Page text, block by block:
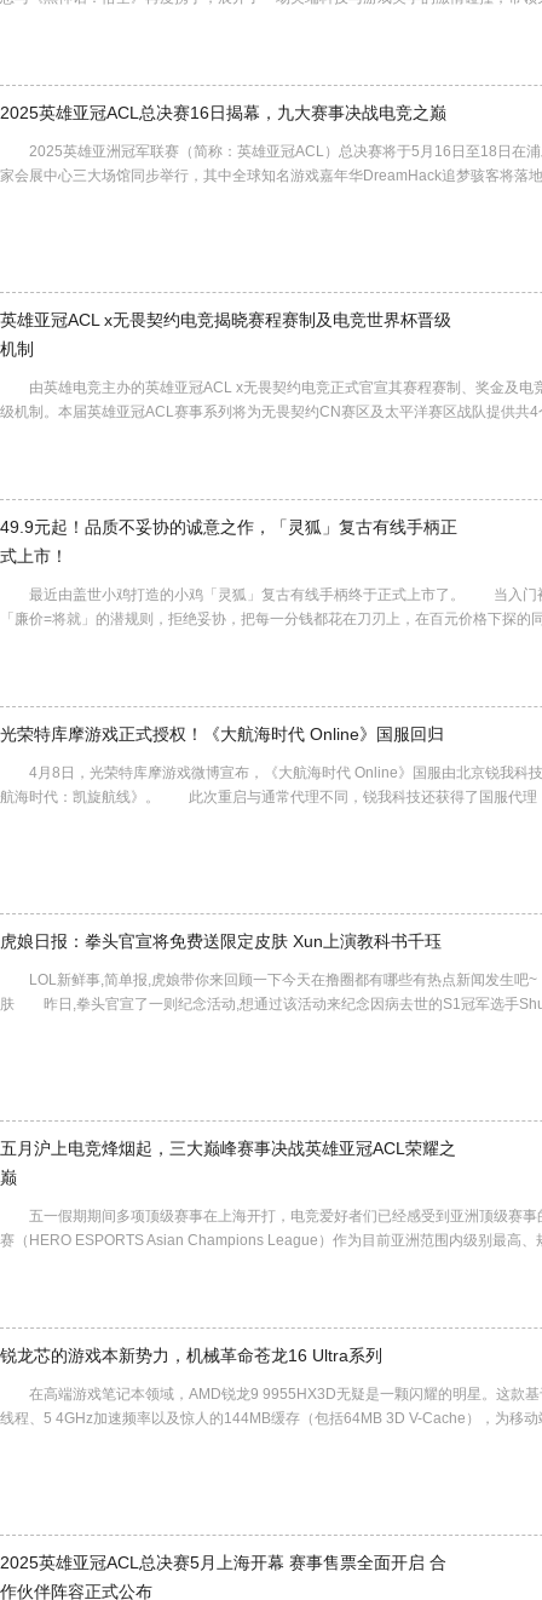
2025英雄亚冠ACL总决赛16日揭幕，九大赛事决战电竞之巅
2025英雄亚洲冠军联赛（简称：英雄亚冠ACL）总决赛将于5月16日至18日在浦
家会展中心三大场馆同步举行，其中全球知名游戏嘉年华DreamHack追梦骇客将落
英雄亚冠ACL x无畏契约电竞揭晓赛程赛制及电竞世界杯晋级
机制
由英雄电竞主办的英雄亚冠ACL x无畏契约电竞正式官宣其赛程赛制、奖金及电
级机制。本届英雄亚冠ACL赛事系列将为无畏契约CN赛区及太平洋赛区战队提供共
49.9元起！品质不妥协的诚意之作，「灵狐」复古有线手柄正
式上市！
最近由盖世小鸡打造的小鸡「灵狐」复古有线手柄终于正式上市了。 当入门
「廉价=将就」的潜规则，拒绝妥协，把每一分钱都花在刀刃上，在百元价格下探的
光荣特库摩游戏正式授权！《大航海时代 Online》国服回归
4月8日，光荣特库摩游戏微博宣布，《大航海时代 Online》国服由北京锐我科
航海时代：凯旋航线》。 此次重启与通常代理不同，锐我科技还获得了国服代理
虎娘日报：拳头官宣将免费送限定皮肤 Xun上演教科书千珏
LOL新鲜事,简单报,虎娘带你来回顾一下今天在撸圈都有哪些有热点新闻发生
肤 昨日,拳头官宣了一则纪念活动,想通过该活动来纪念因病去世的S1冠军选手
五月沪上电竞烽烟起，三大巅峰赛事决战英雄亚冠ACL荣耀之
巅
五一假期期间多项顶级赛事在上海开打，电竞爱好者们已经感受到亚洲顶级赛事
赛（HERO ESPORTS Asian Champions League）作为目前亚洲范围内级别最高、
锐龙芯的游戏本新势力，机械革命苍龙16 Ultra系列
在高端游戏笔记本领域，AMD锐龙9 9955HX3D无疑是一颗闪耀的明星。这款基
线程、5 4GHz加速频率以及惊人的144MB缓存（包括64MB 3D V-Cache），为移
2025英雄亚冠ACL总决赛5月上海开幕 赛事售票全面开启 合
作伙伴阵容正式公布